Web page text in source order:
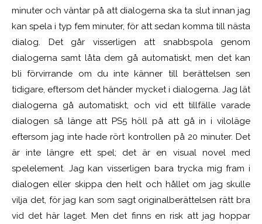
minuter och väntar på att dialogerna ska ta slut innan jag
kan spela i typ fem minuter, för att sedan komma till nästa
dialog. Det går visserligen att snabbspola genom
dialogerna samt låta dem gå automatiskt, men det kan
bli förvirrande om du inte känner till berättelsen sen
tidigare, eftersom det händer mycket i dialogerna. Jag lät
dialogerna gå automatiskt, och vid ett tillfälle varade
dialogen så länge att PS5 höll på att gå in i viloläge
eftersom jag inte hade rört kontrollen på 20 minuter. Det
är inte längre ett spel; det är en visual novel med
spelelement. Jag kan visserligen bara trycka mig fram i
dialogen eller skippa den helt och hållet om jag skulle
vilja det, för jag kan som sagt originalberättelsen rätt bra
vid det här laget. Men det finns en risk att jag hoppar